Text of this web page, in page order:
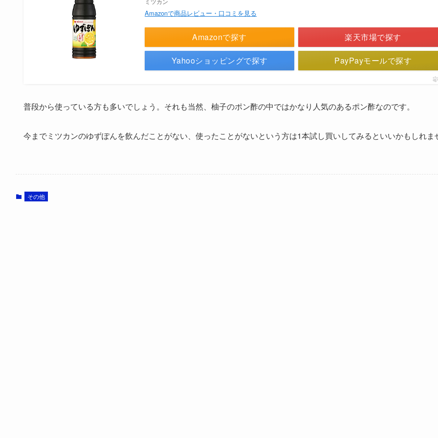
Amazonで商品レビュー・口コミを見る
Amazonで探す 楽天市場で探す
Yahooショッピングで探す PayPayモールで探す
普段から使っている方も多いでしょう。それも当然、柚子のポン酢の中ではかなり人気のあるポン酢なのです。
今までミツカンのゆずぽんを飲んだことがない、使ったことがないという方は1本試し買いしてみるといいかもしれま
その他